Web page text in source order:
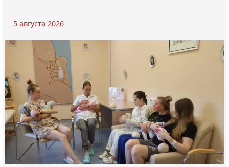
5 августа 2026